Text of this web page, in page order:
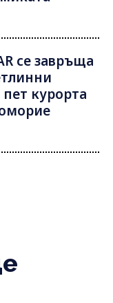
се завръща
курорта